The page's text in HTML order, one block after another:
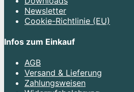
Newsletter
Cookie-Richtlinie (EU)
Infos zum Einkauf
AGB
Versand & Lieferung
Zahlungsweisen